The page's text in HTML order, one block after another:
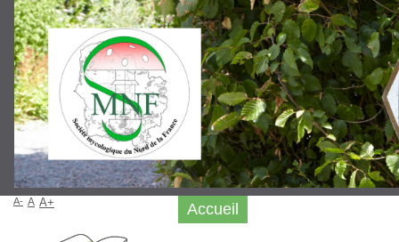
Accueil
A- A A+